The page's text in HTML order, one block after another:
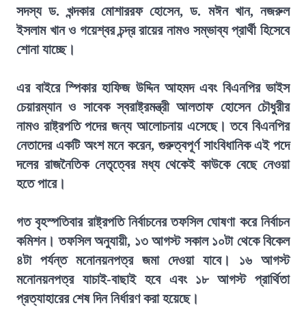
সদস্য ড. খন্দকার মোশাররফ হোসেন, ড. মঈন খান, নজরুল
ইসলাম খান ও গয়েশ্বর চন্দ্র রায়ের নামও সম্ভাব্য প্রার্থী হিসেবে
শোনা যাচ্ছে।
এর বাইরে স্পিকার হাফিজ উদ্দিন আহমদ এবং বিএনপির ভাইস
চেয়ারম্যান ও সাবেক স্বরাষ্ট্রমন্ত্রী আলতাফ হোসেন চৌধুরীর
নামও রাষ্ট্রপতি পদের জন্য আলোচনায় এসেছে। তবে বিএনপির
নেতাদের একটি অংশ মনে করেন, গুরুত্বপূর্ণ সাংবিধানিক এই পদে
দলের রাজনৈতিক নেতৃত্বের মধ্য থেকেই কাউকে বেছে নেওয়া
হতে পারে।
গত বৃহস্পতিবার রাষ্ট্রপতি নির্বাচনের তফসিল ঘোষণা করে নির্বাচন
কমিশন। তফসিল অনুযায়ী, ১৩ আগস্ট সকাল ১০টা থেকে বিকেল
৪টা পর্যন্ত মনোনয়নপত্র জমা দেওয়া যাবে। ১৬ আগস্ট
মনোনয়নপত্র যাচাই-বাছাই হবে এবং ১৮ আগস্ট প্রার্থিতা
প্রত্যাহারের শেষ দিন নির্ধারণ করা হয়েছে।